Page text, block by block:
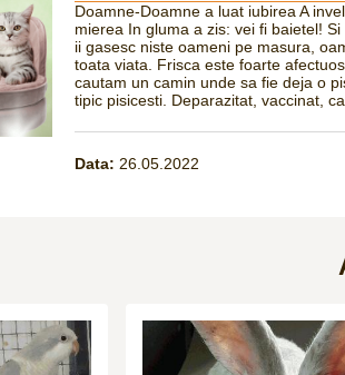
Doamne-Doamne a luat iubirea A
mierea In gluma a zis: vei fi baietel!
ii gasesc niste oameni pe masura,
toata viata. Frisca este foarte
cautam un camin unde sa fie deja o
tipic pisicesti. Deparazitat, vaccinat,
Data: 26.05.2022